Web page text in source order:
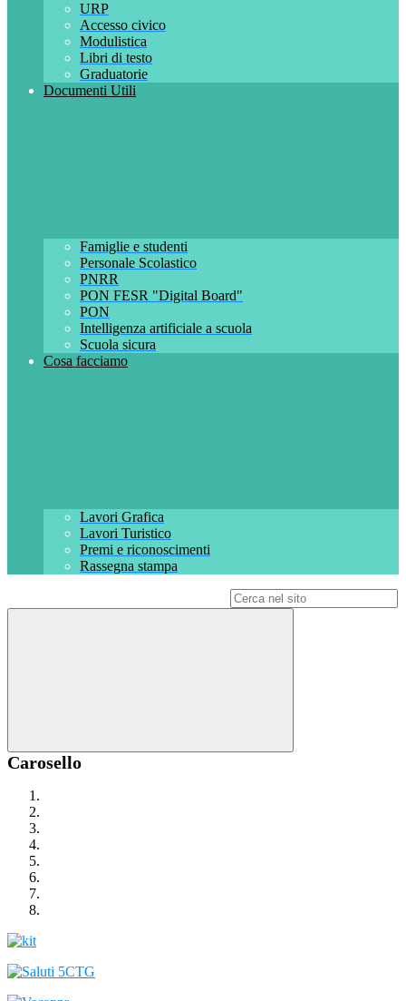
URP
Accesso civico
Modulistica
Libri di testo
Graduatorie
Documenti Utili
Famiglie e studenti
Personale Scolastico
PNRR
PON FESR "Digital Board"
PON
Intelligenza artificiale a scuola
Scuola sicura
Cosa facciamo
Lavori Grafica
Lavori Turistico
Premi e riconoscimenti
Rassegna stampa
Carosello